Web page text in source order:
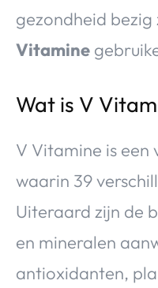
gezondheid
Vitamine
Wat is V
V Vitamine is een
waarin 39
Uiteraard zijn de
en mineralen
antioxidanten,